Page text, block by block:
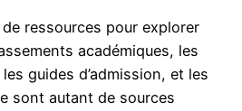
ressources pour explorer
académiques, les
guides d’admission, et les
sont autant de sources